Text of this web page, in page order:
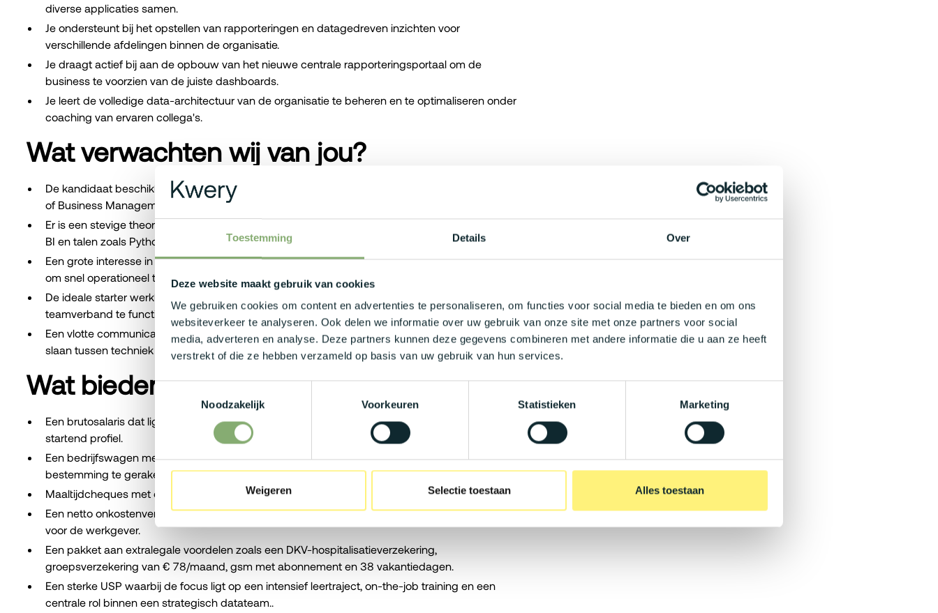
Toestemming Details Over
Deze website maakt gebruik van cookies
We gebruiken cookies om content en advertenties te personaliseren, om functies voor social media te bieden en om ons
websiteverkeer te analyseren. Ook delen we informatie over uw gebruik van onze site met onze partners voor social
media, adverteren en analyse. Deze partners kunnen deze gegevens combineren met andere informatie die u aan ze heeft
verstrekt of die ze hebben verzameld op basis van uw gebruik van hun services.
Toestemmingsselectie
Noodzakelijk
Voorkeuren Statistieken Marketing
Weigeren Selectie toestaan Alles toestaan
diverse applicaties samen.
Je ondersteunt bij het opstellen van rapporteringen en datagedreven inzichten voor
verschillende afdelingen binnen de organisatie.
Je draagt actief bij aan de opbouw van het nieuwe centrale rapporteringsportaal om de
business te voorzien van de juiste dashboards.
Je leert de volledige data-architectuur van de organisatie te beheren en te optimaliseren onder
coaching van ervaren collega's.
Wat verwachten wij van jou?
De kandidaat beschikt over een net afgerond masterdiploma in een relevante richting zoals IT
of Business Management.
Er is een stevige theoretische basis of eerste projectervaring aanwezig met tools zoals Power
BI en talen zoals Python en SQL.
Een grote interesse in Microsoft Fabric, ETL-processen en dimensionale modellering is cruciaal
om snel operationeel te worden.
De ideale starter werkt nauwkeurig, analytisch en is in staat om zowel zelfstandig als in
teamverband te functioneren.
Een vlotte communicatie in het Nederlands en Engels is noodzakelijk om de brug te kunnen
slaan tussen techniek en business.
Wat bieden wij jou?
Een brutosalaris dat ligt tussen de € 2.800 en € 3.750 per maand, specifiek afgestemd op een
startend profiel.
Een bedrijfswagen met laadkaart voor zowel professioneel als privégebruik om vlot op de
bestemming te geraken.
Maaltijdcheques met een waarde van € 7 per gewerkte dag voor een dagelijkse lunch.
Een netto onkostenvergoeding tot € 100 per maand ter compensatie van de gemaakte kosten
voor de werkgever.
Een pakket aan extralegale voordelen zoals een DKV-hospitalisatieverzekering,
groepsverzekering van € 78/maand, gsm met abonnement en 38 vakantiedagen.
Een sterke USP waarbij de focus ligt op een intensief leertraject, on-the-job training en een
centrale rol binnen een strategisch datateam..